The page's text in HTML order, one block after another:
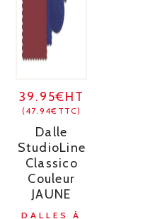
39.95€HT
(47.94€TTC)
Dalle
StudioLine
Classico
Couleur
JAUNE
DALLES À